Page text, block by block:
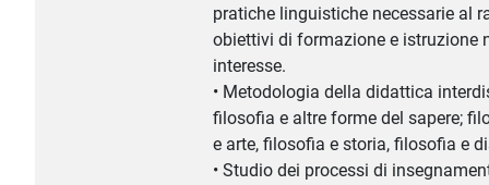
pratiche linguistiche necessarie al
obiettivi di formazione e istruzione
interesse.
• Metodologia della didattica
filosofia e altre forme del sapere;
e arte, filosofia e storia, filosofia e
• Studio dei processi di